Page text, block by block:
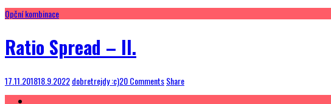
Opční kombinace
Ratio Spread – II.
17.11.201818.9.2022dobretrejdy :c)20 CommentsShare